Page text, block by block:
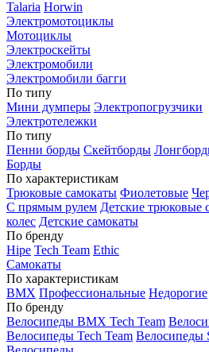
Talaria Horwin
Электромотоциклы
Мотоциклы
Электроскейты
Электромобили
Электромобили багги
По типу
Мини думперы Электропогрузчики
Электротележки
По типу
Пенни борды Скейтборды
Борды
По характеристикам
Трюковые самокаты Фиолетовые
С прямым рулем Детские трюковые
колес Детские самокаты
По бренду
Hipe Tech Team Ethic
Самокаты
По характеристикам
BMX Профессиональные Недорогие
По бренду
Велосипеды BMX Tech Team
Велосипеды Tech Team Велосипеды